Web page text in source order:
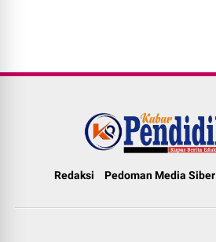
Redaksi Pedoman Media Siber